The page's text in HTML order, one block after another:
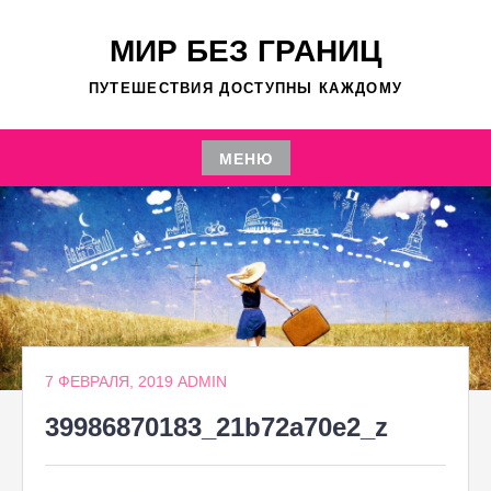
МИР БЕЗ ГРАНИЦ
ПУТЕШЕСТВИЯ ДОСТУПНЫ КАЖДОМУ
МЕНЮ
Перейти
к
содержимому
7 ФЕВРАЛЯ, 2019 ADMIN
39986870183_21b72a70e2_z